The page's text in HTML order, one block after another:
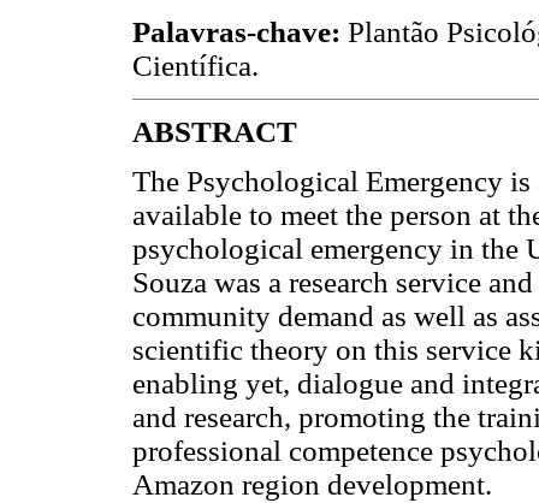
Palavras-chave: Plantão
Científica.
ABSTRACT
The Psychological Emergency
available to meet the person at
psychological emergency in the
Souza was a research service
community demand as well as
scientific theory on this service
enabling yet, dialogue and
and research, promoting the
professional competence
Amazon region development.